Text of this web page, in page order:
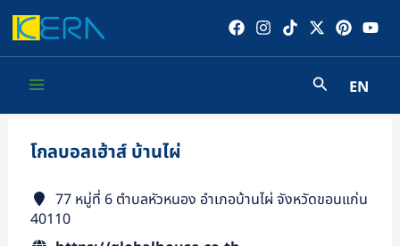
Skip
to
Menu
EN
โกลบอลเฮ้าส์ บ้านไผ่
77 หมู่ที่ 6 ตำบลหัวหนอง อำเภอบ้านไผ่ จังหวัดขอนแก่น
40110